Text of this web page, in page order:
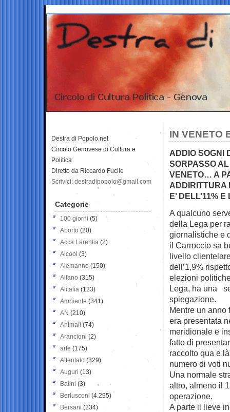
IN VENETO
ADDIO SOGNI
SORPASSO
VENETO… A
ADDIRITTURA
E’ DELL’11%
A qualcuno
della Lega per
giornalistiche e
il Carroccio sa
livello
dell’1,9%
elezioni
Lega, ha una
spiegazione.
Mentre un anno
era presentata
meridionale e
fatto di
raccolto qua e
numero di voti
Una normale
altro, almeno il
operazione.
A parte il lieve
Destra di Popolo.net
Circolo Genovese di Cultura e
Politica
Diretto da Riccardo Fucile
Scrivici: destradipopolo@gmail.com
Categorie
100 giorni (5)
Aborto (20)
Acca Larentia (2)
Alcool (3)
Alemanno (150)
Alfano (315)
Alitalia (123)
Ambiente (341)
AN (210)
Animali (74)
Arancioni (2)
arte (175)
Attentato (329)
Auguri (13)
Batini (3)
Berlusconi (4.295)
Bersani (234)